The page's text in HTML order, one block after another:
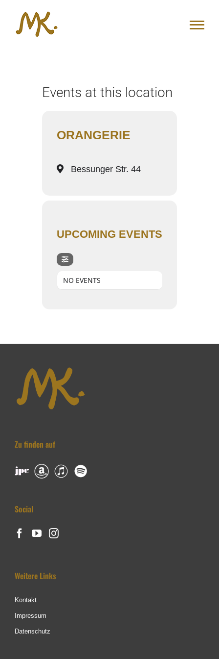
springen
Events at this location
ORANGERIE
Bessunger Str. 44
UPCOMING EVENTS
NO EVENTS
Zu finden auf
Social
Weitere Links
Kontakt
Impressum
Datenschutz